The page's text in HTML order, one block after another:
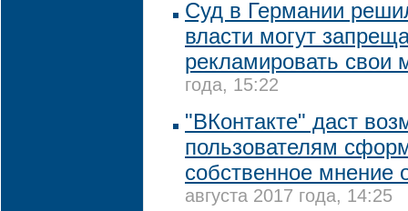
Суд в Германии
власти могут
рекламировать свои
года, 15:22
"ВКонтакте" даст
пользователям
собственное мнение
августа 2017 года, 14:25